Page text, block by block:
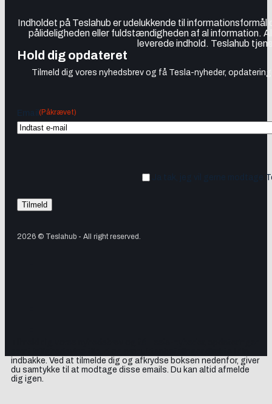
Indholdet på Teslahub er udelukkende til
pålideligheden eller fuldstændigheden af al information.
leverede indhold. Teslahub
Hold dig opdateret
Tilmeld dig vores nyhedsbrev og få Tesla-nyheder,
(Påkrævet)
Ja tak, jeg vil gerne modtage
2026 © Teslahub - All right reserved.
indbakke. Ved at tilmelde dig og afkrydse boksen nedenfor, giver
du samtykke til at modtage disse emails. Du kan altid afmelde
dig igen.